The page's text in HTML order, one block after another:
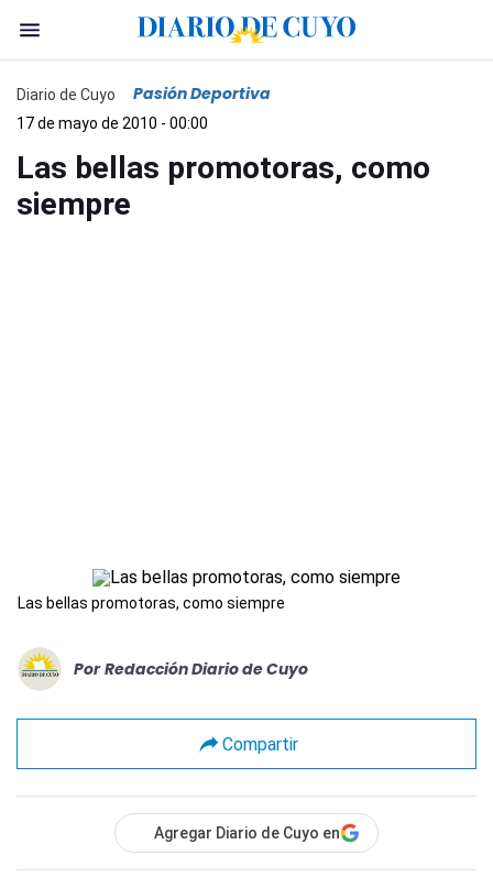
Diario de Cuyo Pasión Deportiva
17 de mayo de 2010 - 00:00
Las bellas promotoras, como
siempre
Las bellas promotoras, como siempre
Por Redacción Diario de Cuyo
Compartir
Agregar Diario de Cuyo en